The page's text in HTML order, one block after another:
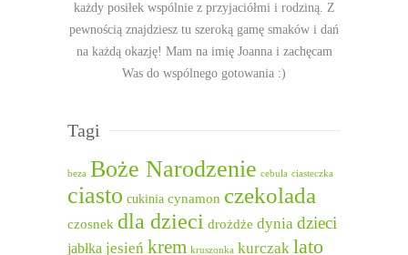
każdy posiłek wspólnie z przyjaciółmi i rodziną. Z
pewnością znajdziesz tu szeroką gamę smaków i dań
na każdą okazję! Mam na imię Joanna i zachęcam
Was do wspólnego gotowania :)
Tagi
beza Boże Narodzenie cebula ciasteczka
ciasto cukinia cynamon czekolada
czosnek dla dzieci drożdże dynia dzieci
jabłka jesień krem kruszonka kurczak lato